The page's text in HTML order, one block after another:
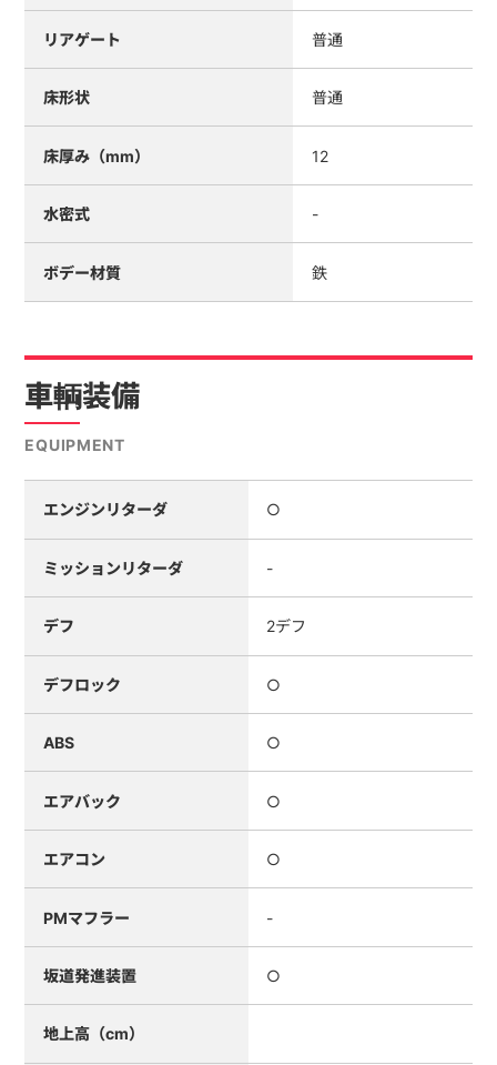
リアゲート 普通
床形状 普通
床厚み（mm） 12
水密式 -
ボデー材質 鉄
車輌装備
EQUIPMENT
エンジンリターダ ○
ミッションリターダ -
デフ 2デフ
デフロック ○
ABS ○
エアバック ○
エアコン ○
PMマフラー -
坂道発進装置 ○
地上高（cm）